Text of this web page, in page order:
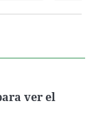
ver el